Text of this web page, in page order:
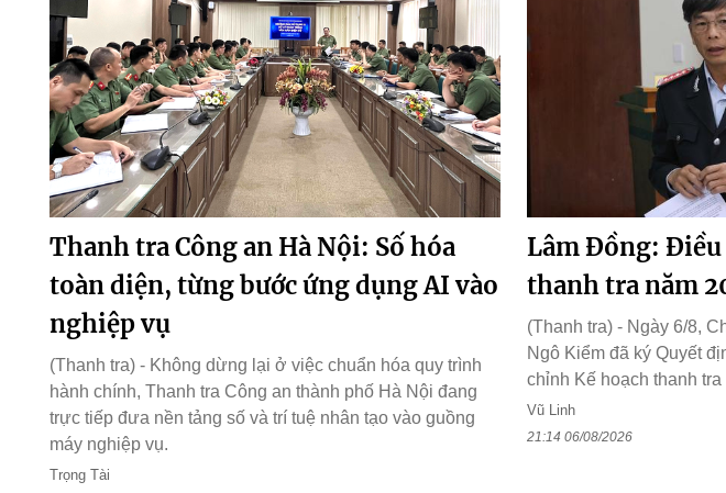
Thanh tra Công an Hà Nội: Số hóa
toàn diện, từng bước ứng dụng AI vào
nghiệp vụ
(Thanh tra) - Không dừng lại ở việc chuẩn hóa quy trình
hành chính, Thanh tra Công an thành phố Hà Nội đang
trực tiếp đưa nền tảng số và trí tuệ nhân tạo vào guồng
máy nghiệp vụ.
Trọng Tài
Lâm Đồng:
thanh tra năm
(Thanh tra) - Ngày 6/8,
Ngô Kiểm đã ký Quyết
chỉnh Kế hoạch thanh
Vũ Linh
21:14 06/08/2026